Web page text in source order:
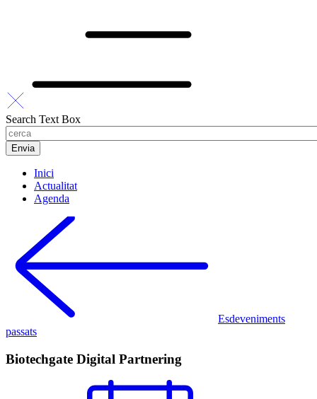
Search Text Box
Inici
Actualitat
Agenda
Esdeveniments
passats
Biotechgate Digital Partnering